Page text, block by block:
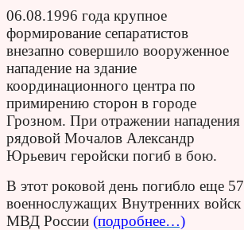
06.08.1996 года крупное
формирование сепаратистов
внезапно совершило вооруженное
нападение на здание
координационного центра по
примирению сторон в городе
Грозном. При отражении нападения
рядовой Мочалов Александр
Юрьевич геройски погиб в бою.
В этот роковой день погибло еще 57
военнослужащих Внутренних войск
МВД России (подробнее…)